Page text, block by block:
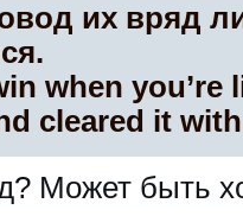
их вряд
when you’re
cleared it
Может быть